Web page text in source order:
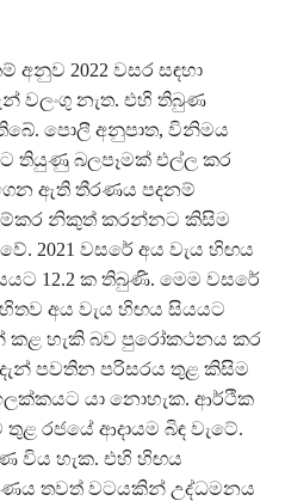
අනුව 2022 වසර සඳහා
වලංගු නැත. එහි තිබුණ
පොලී අනුපාත, විනිමය
තියුණු බලපෑමක් එල්ල කර
ඇති තීරණය පදනම්
නිකුත් කරන්නට කිසිම
2021 වසරේ අය වැය හිඟය
12.2 ක තිබුණි. මෙම වසරේ
අය වැය හිඟය සියයට
කළ හැකි බව පුරෝකථනය කර
පවතින පරිසරය තුළ කිසිම
යා නොහැක. ආර්ථික
රජයේ ආදායම බිඳ වැටේ.
විය හැක. එහි හිඟය
තවත් වටයකින් උද්ධමනය